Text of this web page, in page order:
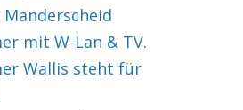
mit W-Lan & TV.
Wallis steht für